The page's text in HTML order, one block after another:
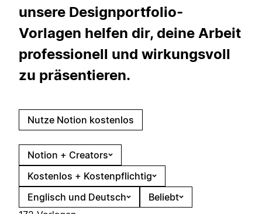
unsere Designportfolio-
Vorlagen helfen dir, deine Arbeit
professionell und wirkungsvoll
zu präsentieren.
Nutze Notion kostenlos
Notion + Creators
Kostenlos + Kostenpflichtig
Englisch und Deutsch
Beliebt